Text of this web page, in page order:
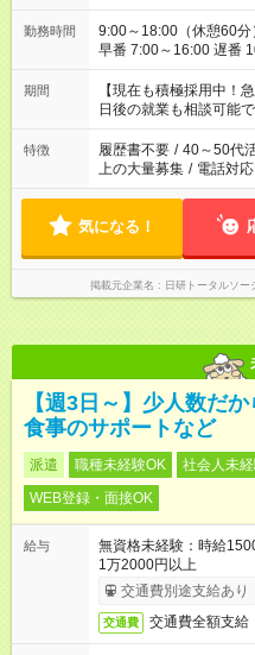
勤務時間
9:00～18:00（休憩60分） ■ご希望があれば下記シフトも
早番 7:00～16:00 遅番 10:00～19:00 「
い」 「余裕を持って夕
たくない」 など、ご希望を教
の方へ 今ご覧のお仕事
の勤務時間。 合計で週
期間
【現在も積極採用中
日後の就業も相談可能で
特徴 履歴書不要 / 40～50代
上の大量募集 / 電話対
気になる！
掲載元企業名 日研トータルソ
【週3日～】少人数だ
食事のサポートなど
派遣 職種未経験OK 社会人未
WEB登録・面接OK
給与
無資格未経験：時給
1万2000円以上
交通費別途支給あり
交通費 交通費全額支給